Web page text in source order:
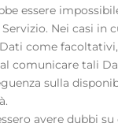
essere
Nei casi in
come
comunicare tali
sulla
avere dubbi